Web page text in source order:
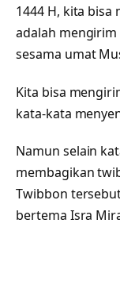
1444 H, kita bisa
adalah
sesama umat
Kita bisa
kata-kata
Namun selain
membagikan
Twibbon
bertema Isra